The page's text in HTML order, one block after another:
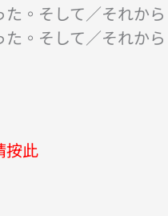
た。そして／それか
た。そして／それか
按此